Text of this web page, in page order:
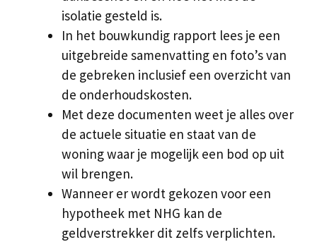
isolatie gesteld is.
In het bouwkundig rapport lees je een
uitgebreide samenvatting en foto’s van
de gebreken inclusief een overzicht van
de onderhoudskosten.
Met deze documenten weet je alles over
de actuele situatie en staat van de
woning waar je mogelijk een bod op uit
wil brengen.
Wanneer er wordt gekozen voor een
hypotheek met NHG kan de
geldverstrekker dit zelfs verplichten.